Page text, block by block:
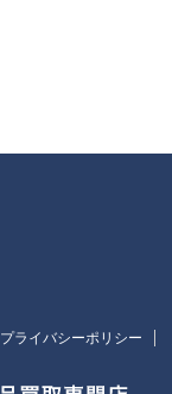
プライバシーポリシー